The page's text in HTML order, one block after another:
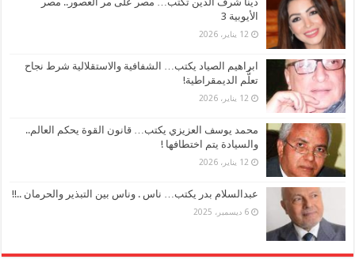
الأيوبية 3
12 يناير، 2026
ابراهيم الصياد يكتب… الشفافية والاستقلالية شرط نجاح
تعلُّم الديمقراطية!
12 يناير، 2026
محمد يوسف العزيزي يكتب… قانون القوة يحكم العالم..
والسيادة يتم اختطافها !
12 يناير، 2026
عبدالسلام بدر يكتب… ناس . وناس بين التبذير والحرمان ..!!
6 ديسمبر، 2025